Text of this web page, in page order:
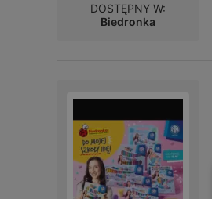
DOSTĘPNY W:
Biedronka